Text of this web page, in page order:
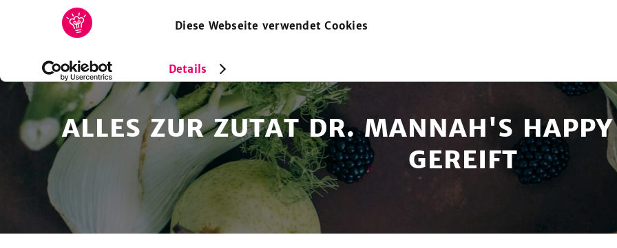
Diese Webseite verwendet Cookies
Details
REZEPTE SAMMLUNGEN MAGAZIN
ALLES ZUR ZUTAT DR. MANNAH'S
GEREIFT